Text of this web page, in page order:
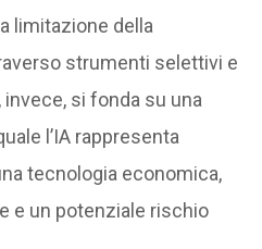
limitazione della
strumenti selettivi e
si fonda su una
l’IA rappresenta
tecnologia economica,
e un potenziale rischio